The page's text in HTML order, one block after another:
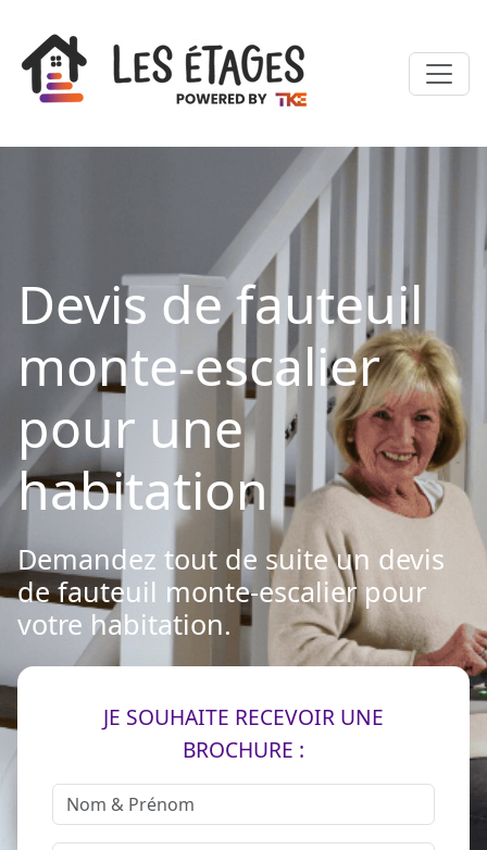
Devis de fauteuil
monte-escalier
pour une
habitation
Demandez tout de suite un devis
de fauteuil monte-escalier pour
votre habitation.
JE SOUHAITE RECEVOIR UNE
BROCHURE :